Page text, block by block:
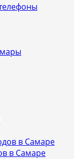
в Самаре
в Самаре